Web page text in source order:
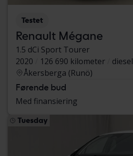
Testet
Renault Mégane
1.5 dCi Sport Tourer
2020
126 690 kilometer
diesel
Åkersberga (Runö)
Førende bud
Med finansiering
Tuesday